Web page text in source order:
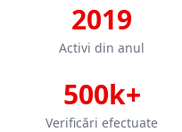
2019
Activi din anul
500k+
Verificări efectuate